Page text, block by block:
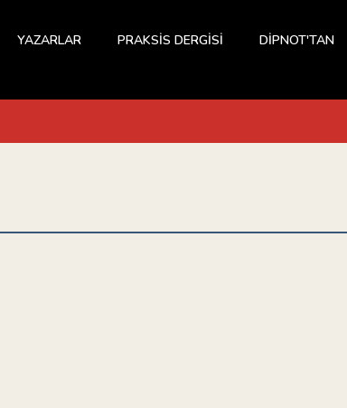
YAZARLAR PRAKSİS DERGİSİ DİPNOT'TAN